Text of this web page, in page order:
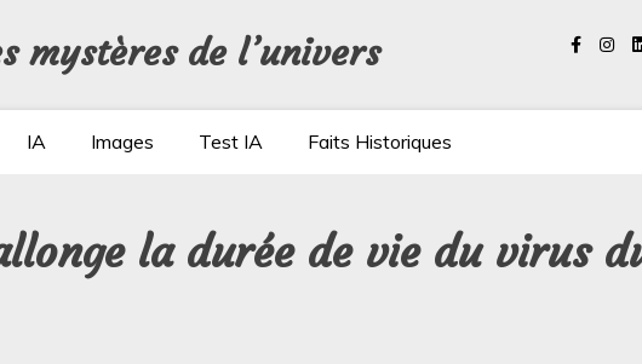
mystères de l’univers
IA Images Test IA Faits Historiques
la durée de vie du virus